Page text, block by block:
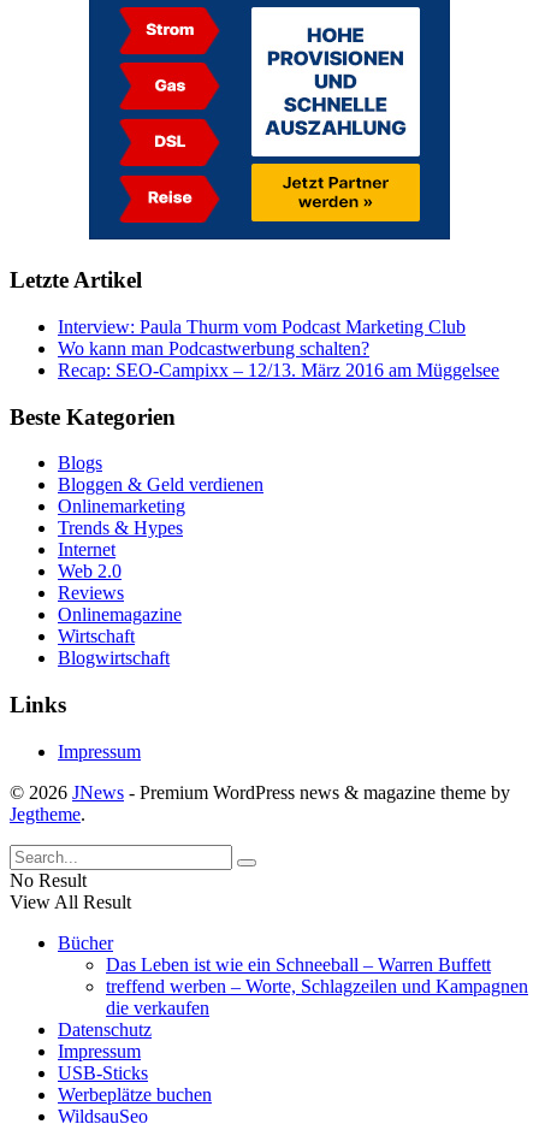
Letzte Artikel
Interview: Paula Thurm vom Podcast Marketing Club
Wo kann man Podcastwerbung schalten?
Recap: SEO-Campixx – 12/13. März 2016 am Müggelsee
Beste Kategorien
Blogs
Bloggen & Geld verdienen
Onlinemarketing
Trends & Hypes
Internet
Web 2.0
Reviews
Onlinemagazine
Wirtschaft
Blogwirtschaft
Links
Impressum
© 2026 JNews - Premium WordPress news & magazine theme by
Jegtheme.
No Result
View All Result
Bücher
Das Leben ist wie ein Schneeball – Warren Buffett
treffend werben – Worte, Schlagzeilen und Kampagnen
die verkaufen
Datenschutz
Impressum
USB-Sticks
Werbeplätze buchen
WildsauSeo